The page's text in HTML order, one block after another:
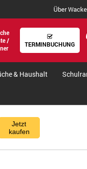
Über
/
TERMINBUCHUNG
& Haushalt
Jetzt
kaufen